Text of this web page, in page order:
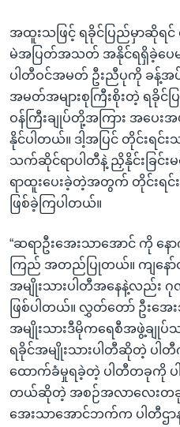
အထူးသဖြင့် ရခိုင်ပြည်မှာဆိုရင်
မဲအပြတ်အသတ် အနိုင်ရရှိခဲ့ပေ
ပါတီဝင်အမတ် ဦးညီပုကို ခန့်အပ်
အမတ်အများစုကြီးစိုးတဲ့ ရခိုင်
ဝန်ကြီးချုပ်တို့အကြား အပ
နိုင်ပါတယ်။ ဒါ့အပြင် တိုင်းရ
သက်ဆိုင်ရာပါတီနဲ့ ညှိနိုင်းခြင်းမ
ရာထူးပေးခဲ့တဲ့အတွက် တိုင်းရ
ဖြစ်ခဲ့ကြပါတယ်။
“ဆရာဦးအေးသာအောင် ကို နော
ကြည် အတည်ပြုတယ်။ ကျနော်
အမျိုးသားပါတီအနေနဲ့လည်း
ဖြစ်ပါတယ်။ လွှတ်တော် ဦးအ
အမျိုးသားဒီမိုကရေစီအဖွဲ့ချု
ရခိုင်အမျိုးသားပါတီဆိုတဲ့ ပါ
ထောက်ခံမှုရခဲ့တဲ့ ပါတီတခုကို ပ
တယ်ဆိုတဲ့ အစဉ်အလာလေးတခု ဖ
အေးသာအောင်ဘက်က ပါတီဌာန